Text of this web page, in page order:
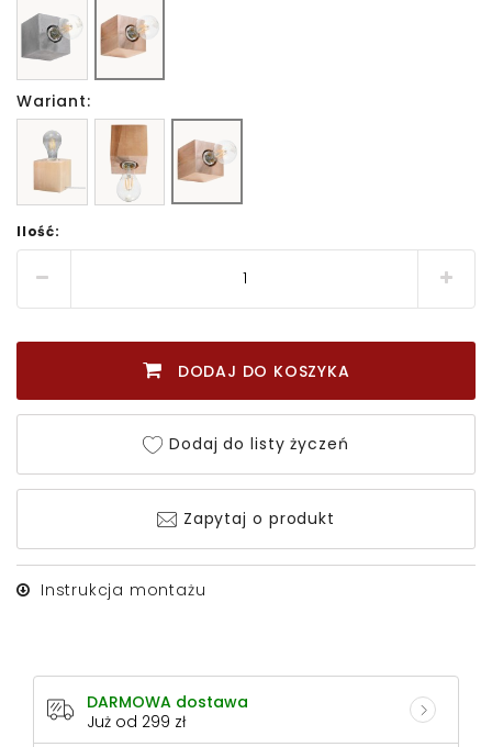
Wariant:
Ilość:
DODAJ DO KOSZYKA
Dodaj do listy życzeń
Zapytaj o produkt
Instrukcja montażu
DARMOWA dostawa
Już od 299 zł